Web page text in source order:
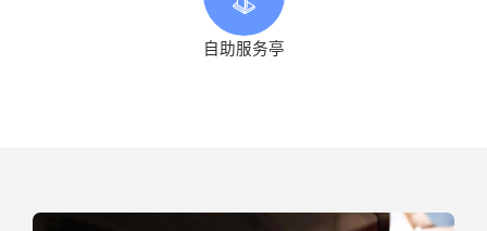
自助服务亭